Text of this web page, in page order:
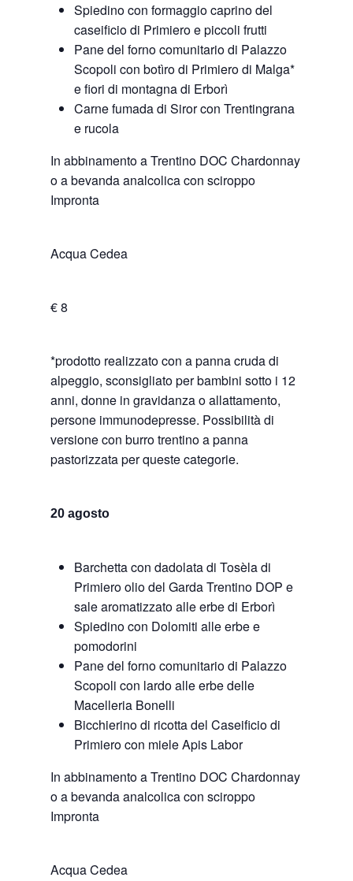
Spiedino con formaggio caprino del
caseificio di Primiero e piccoli frutti
Pane del forno comunitario di Palazzo
Scopoli con botìro di Primiero di Malga*
e fiori di montagna di Erborì
Carne fumada di Siror con Trentingrana
e rucola
In abbinamento a Trentino DOC Chardonnay
o a bevanda analcolica con sciroppo
Impronta
Acqua Cedea
€ 8
*prodotto realizzato con a panna cruda di
alpeggio, sconsigliato per bambini sotto i 12
anni, donne in gravidanza o allattamento,
persone immunodepresse. Possibilità di
versione con burro trentino a panna
pastorizzata per queste categorie.
20 agosto
Barchetta con dadolata di Tosèla di
Primiero olio del Garda Trentino DOP e
sale aromatizzato alle erbe di Erborì
Spiedino con Dolomiti alle erbe e
pomodorini
Pane del forno comunitario di Palazzo
Scopoli con lardo alle erbe delle
Macelleria Bonelli
Bicchierino di ricotta del Caseificio di
Primiero con miele Apis Labor
In abbinamento a Trentino DOC Chardonnay
o a bevanda analcolica con sciroppo
Impronta
Acqua Cedea